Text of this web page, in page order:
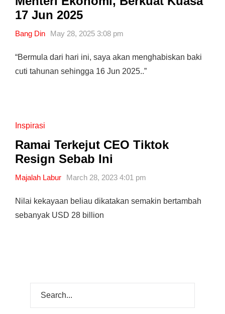
17 Jun 2025
Bang Din May 28, 2025 3:08 pm
“Bermula dari hari ini, saya akan menghabiskan baki
cuti tahunan sehingga 16 Jun 2025..”
Inspirasi
Ramai Terkejut CEO Tiktok
Resign Sebab Ini
Majalah Labur March 28, 2023 4:01 pm
Nilai kekayaan beliau dikatakan semakin bertambah
sebanyak USD 28 billion